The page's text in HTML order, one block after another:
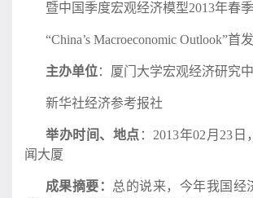
暨中国季度宏观经济模型2013年春
“China’s Macroeconomic Outlook”首
主办单位：厦门大学宏观经济研究
新华社经济参考报社
举办时间、地点 ：2013年02月23
闻大厦
成果摘要： 总的说来，今年我国经